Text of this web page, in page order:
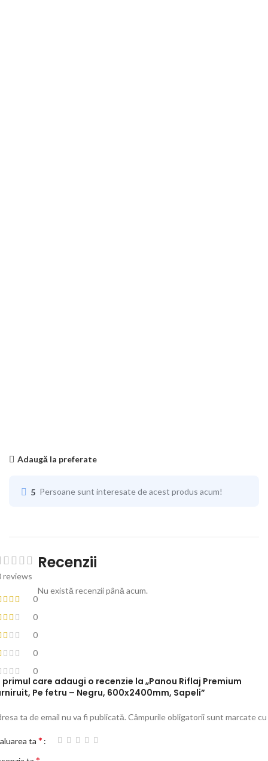
Adaugă la preferate
5 Persoane sunt interesate de acest produs acum!
reviews
0
0
0
0
0
Recenzii
Nu există recenzii până acum.
primul care adaugi o recenzie la „Panou Riflaj Premium
Pe fetru – Negru, 600x2400mm, Sapeli”
ta de email nu va fi publicată. Câmpurile obligatorii sunt marcate cu
ta *